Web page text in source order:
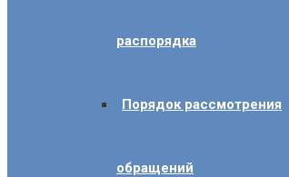
распорядка
Порядок рассмотрения
обращений